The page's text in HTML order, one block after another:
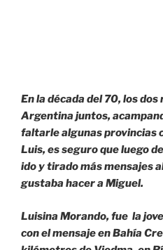
En la década del 70, los
Argentina juntos,
faltarle algunas provincias
Luis, es seguro que luego
ido y tirado más mensajes
gustaba hacer a Miguel.
Luisina Morando, fue la
con el mensaje en Bahía